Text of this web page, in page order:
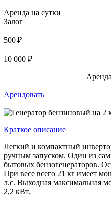
Аренда на сутки
Залог
500 ₽
10 000 ₽
Арендовать
Краткое описание
Легкий и компактный
ручным запуском. Один из
бытовых бензогенераторов.
При весе всего 21 кг имеет
л.с. Выходная максимальная
2,2 кВт.